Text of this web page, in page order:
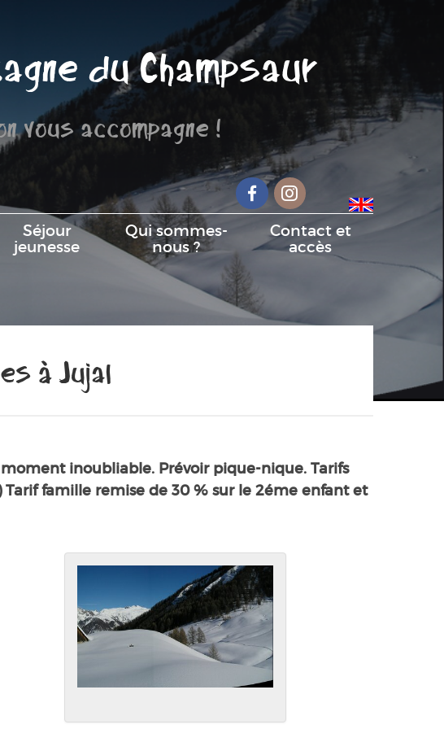
du Champsaur
vous accompagne !
FacebookInstagram
Séjour
jeunesse
Qui sommes-
nous ?
Contact et
accès
à Jujal
inoubliable. Prévoir pique-nique. Tarifs
famille remise de 30 % sur le 2éme enfant et